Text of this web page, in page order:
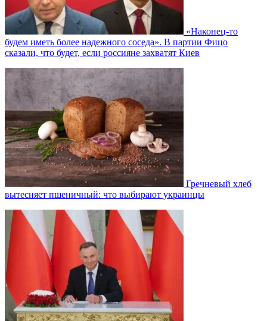
«Наконец-то
будем иметь более надежного соседа». В партии Фицо
сказали, что будет, если россияне захватят Киев
Гречневый хлеб
вытесняет пшеничный: что выбирают украинцы